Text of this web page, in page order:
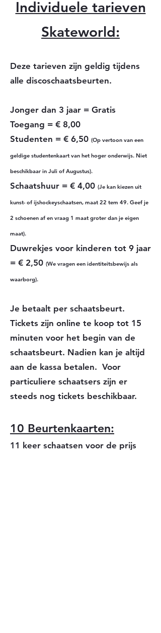
Individuele tarieven
Skateworld:
Deze tarieven zijn geldig tijdens
alle d iscoschaatsbeurten.
Jonger dan 3 jaar = Gratis
Toegang = € 8,00
Studenten = € 6,50 (Op vertoon van een
geldige studentenkaart van het hoger onderwijs. Niet
beschikbaar in Juli of Augustus).
Schaatshuur = € 4,00 (Je kan kiezen uit
kunst- of ijshockeyschaatsen, maat 22 tem 49. Geef je
2 schoenen af en vraag 1 maat groter dan je eigen
maat).
Duwrekjes voor kinderen tot 9 jaar
= € 2,50 (We vragen een identiteitsbewijs als
waarborg).
Je betaalt per schaatsbeurt.
Tickets zijn online te koop tot 15
minuten voor het begin van de
schaatsbeurt. Nadien kan je altijd
aan de kassa betalen. Voor
particuliere schaatsers zijn er
steeds nog tickets beschikbaar.
10 Beurtenkaarten:
11 keer schaatsen voor de prijs